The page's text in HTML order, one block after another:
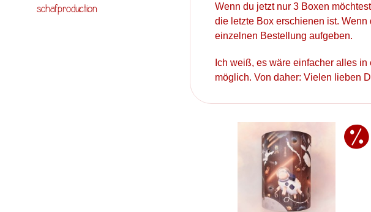
schafproduction
Wenn du jetzt nur 3 Boxen
die letzte Box erschienen ist.
einzelnen Bestellung aufgeben.
Ich weiß, es wäre einfacher alles
möglich. Von daher: Vielen lieben